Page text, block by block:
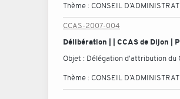
Thème : CONSEIL
CCAS-2007-004
Délibération | | CCAS de Dijon |
Objet : Délégation d'attribution du
Thème : CONSEIL